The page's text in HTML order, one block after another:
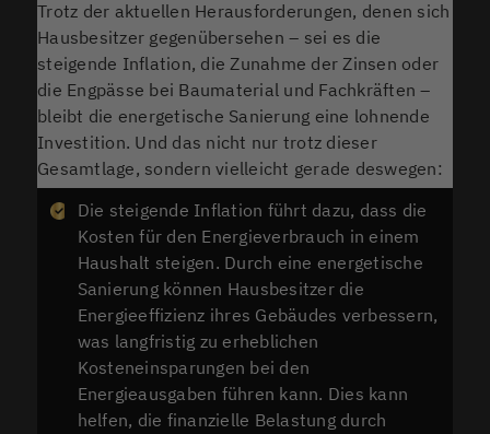
Trotz der aktuellen Herausforderungen, denen sich
Hausbesitzer gegenübersehen – sei es die
steigende Inflation, die Zunahme der Zinsen oder
die Engpässe bei Baumaterial und Fachkräften –
bleibt die energetische Sanierung eine lohnende
Investition. Und das nicht nur trotz dieser
Gesamtlage, sondern vielleicht gerade deswegen:
Die steigende Inflation führt dazu, dass die
Kosten für den Energieverbrauch in einem
Haushalt steigen. Durch eine energetische
Sanierung können Hausbesitzer die
Energieeffizienz ihres Gebäudes verbessern,
was langfristig zu erheblichen
Kosteneinsparungen bei den
Energieausgaben führen kann. Dies kann
helfen, die finanzielle Belastung durch